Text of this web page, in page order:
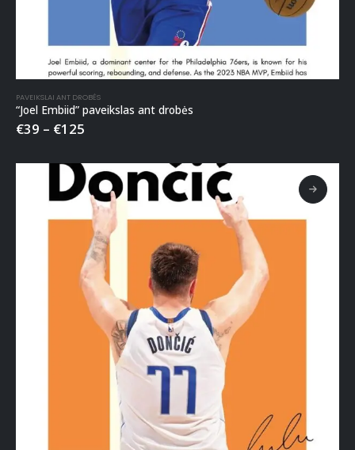
PAVEIKSLAI ANT DROBĖS
“Joel Embiid” paveikslas ant drobės
€39 – €125